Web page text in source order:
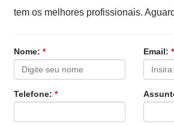
tem os melhores profissionais.
Nome:* Email: *
Telefone:*